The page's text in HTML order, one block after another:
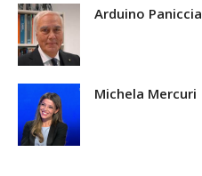
Arduino Paniccia
Michela Mercuri